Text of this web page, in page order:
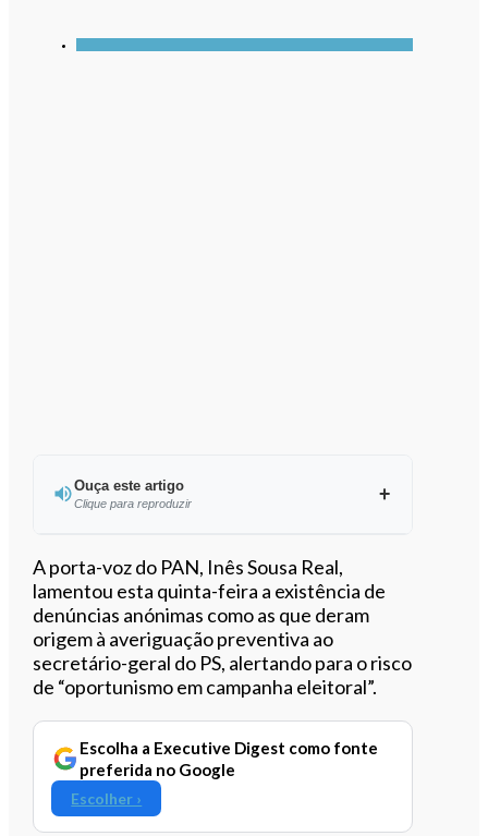
Ouça este artigo
Clique para reproduzir
Ouvir este artigo
A porta-voz do PAN, Inês Sousa Real,
lamentou esta quinta-feira a existência de
denúncias anónimas como as que deram
origem à averiguação preventiva ao
secretário-geral do PS, alertando para o risco
de “oportunismo em campanha eleitoral”.
Escolha a Executive Digest como fonte
preferida no Google
Escolher ›